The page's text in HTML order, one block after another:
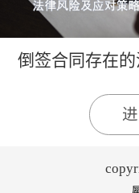
倒签合同存在的